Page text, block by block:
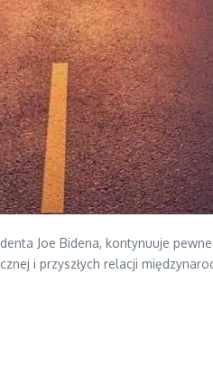
Joe Bidena, kontynuuje
i przyszłych relacji